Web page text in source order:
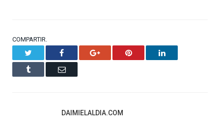
COMPARTIR.
Facebook Google+ Pinterest LinkedIn
Tumblr Email
DAIMIELALDIA.COM